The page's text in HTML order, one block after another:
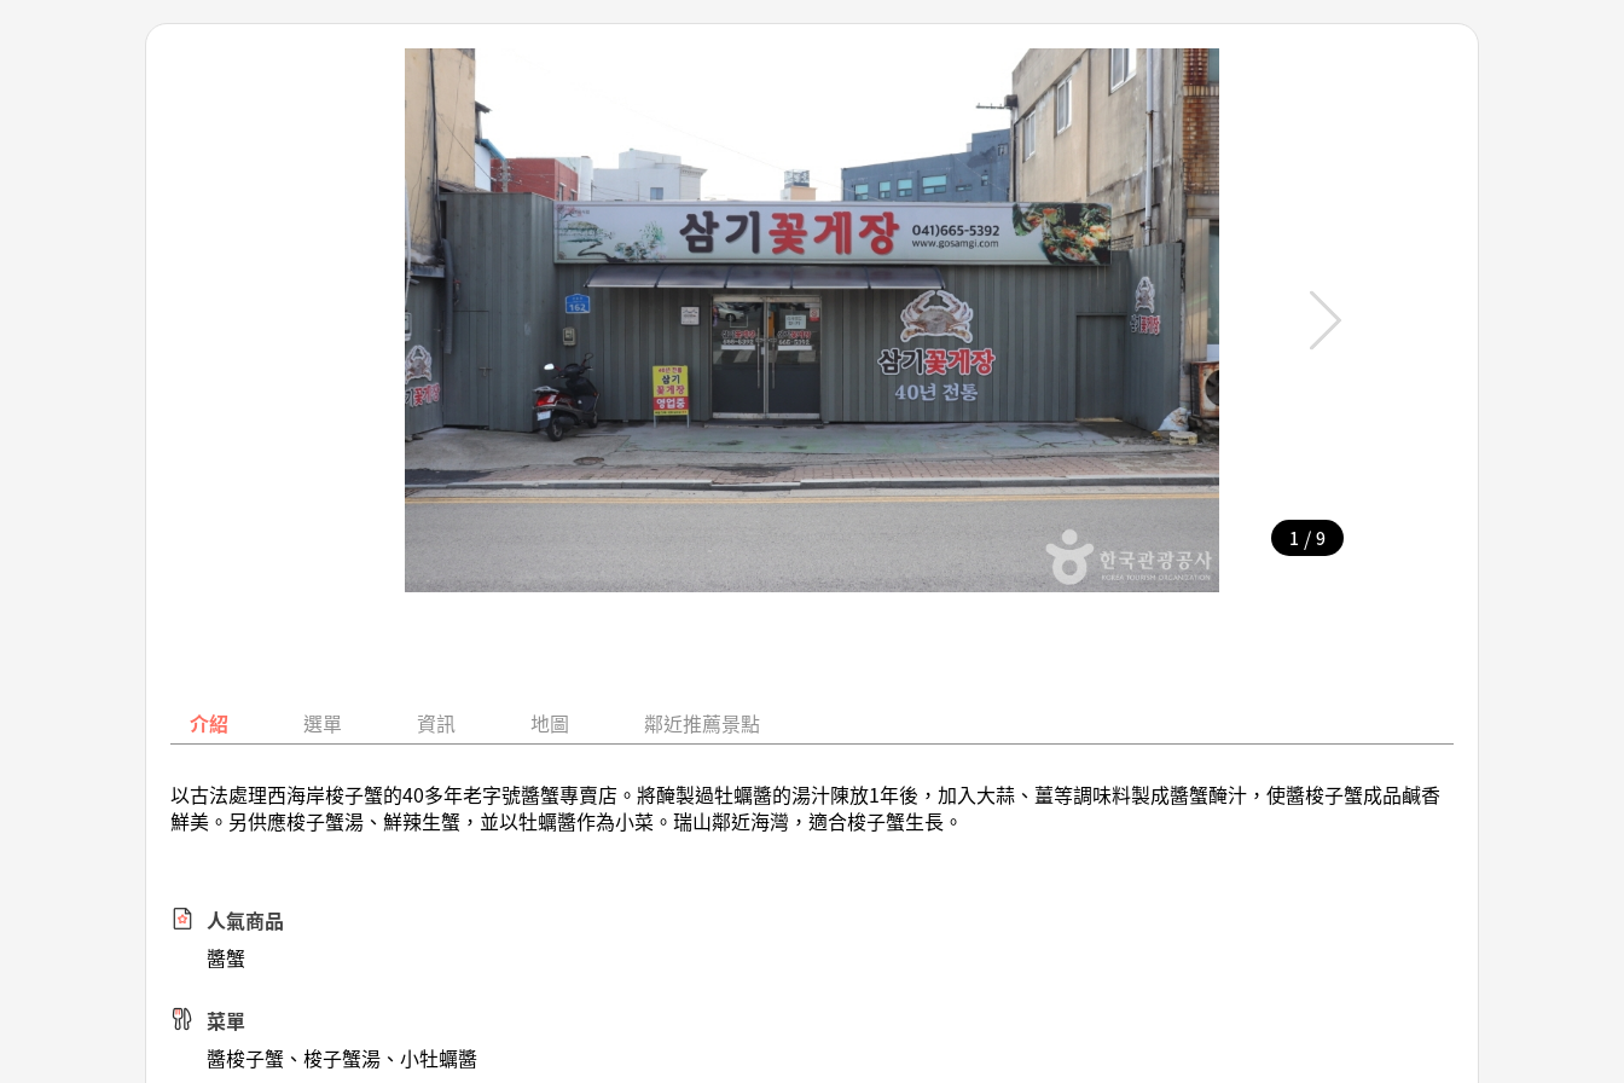
1 / 9
介紹 選單 資訊 地圖 鄰近推薦景點
以古法處理西海岸梭子蟹的40多年老字號醬蟹專賣店。將醃製過牡蠣醬的湯汁陳放1年後，加入大蒜、薑等調味料製成醬蟹醃汁，使醬梭子蟹成品鹹香
鮮美。另供應梭子蟹湯、鮮辣生蟹，並以牡蠣醬作為小菜。瑞山鄰近海灣，適合梭子蟹生長。
人氣商品
醬蟹
菜單
醬梭子蟹、梭子蟹湯、小牡蠣醬